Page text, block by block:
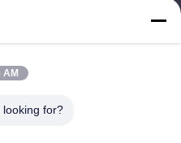
AM
looking for?